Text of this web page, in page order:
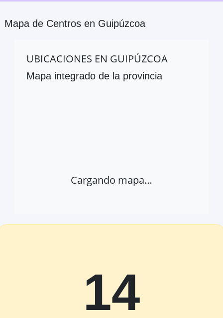
Mapa de Centros en Guipúzcoa
UBICACIONES EN GUIPÚZCOA
Mapa integrado de la provincia
Cargando mapa…
Abrir provincia en Google Maps
14